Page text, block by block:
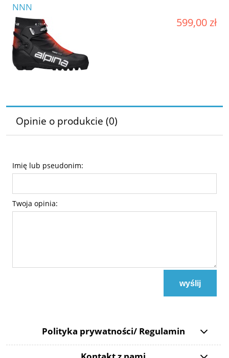
NNN
599,00 zł
Opinie o produkcie (0)
Imię lub pseudonim:
Twoja opinia:
wyślij
Polityka prywatności/ Regulamin